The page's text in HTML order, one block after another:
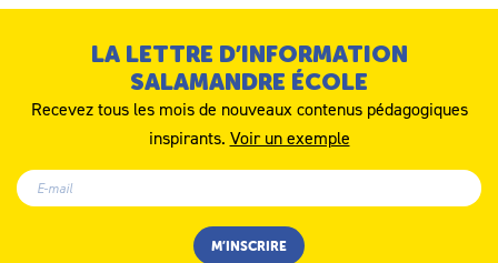
LA LETTRE D’INFORMATION
SALAMANDRE ÉCOLE
Recevez tous les mois de nouveaux contenus pédagogiques
inspirants. Voir un exemple